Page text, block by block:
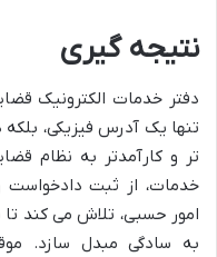
نتیجه گیری
تنها یک آدرس فیزیکی،
تر و کارآمدتر به نظام
خدمات، از ثبت دادخواست
امور حسبی، تلاش می کند
به سادگی مبدل سازد.